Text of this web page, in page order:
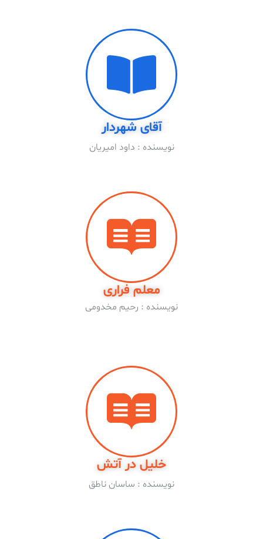
آقای شهردار
نویسنده : داود امیریان
معلم فراری
نویسنده : رحیم مخدومی
خلیل در آتش
نویسنده : ساسان ناطق